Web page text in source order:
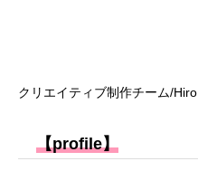
クリエイティブ制作チーム/Hiro
【profile】